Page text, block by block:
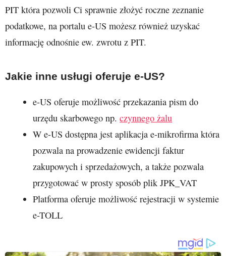
PIT która pozwoli Ci sprawnie złożyć roczne zeznanie
podatkowe, na portalu e-US możesz również uzyskać
informację odnośnie ew. zwrotu z PIT.
Jakie inne usługi oferuje e-US?
e-US oferuje możliwość przekazania pism do
urzędu skarbowego np.czynnego żalu
W e-US dostępna jest aplikacja e-mikrofirma która
pozwala na prowadzenie ewidencji faktur
zakupowych i sprzedażowych, a także pozwala
przygotować w prosty sposób plik JPK_VAT
Platforma oferuje możliwość rejestracji w systemie
e-TOLL